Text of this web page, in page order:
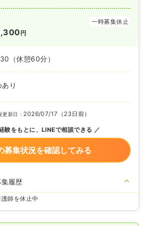
一時募集休止
円
（休憩60分）
り
更新日： 2026/07/17（23日前）
験をもとに、LINEで相談できる
募集状況を確認してみる
履歴
師を休止中